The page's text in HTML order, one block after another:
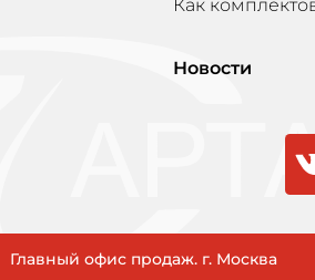
Как
Новости
Главный офис продаж. г. Москва